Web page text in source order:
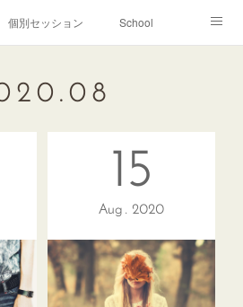
個別セッション School
. 08
15
Aug 2020